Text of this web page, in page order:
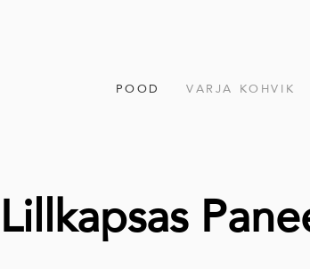
POOD VARJA KOHVIK
Lillkapsas